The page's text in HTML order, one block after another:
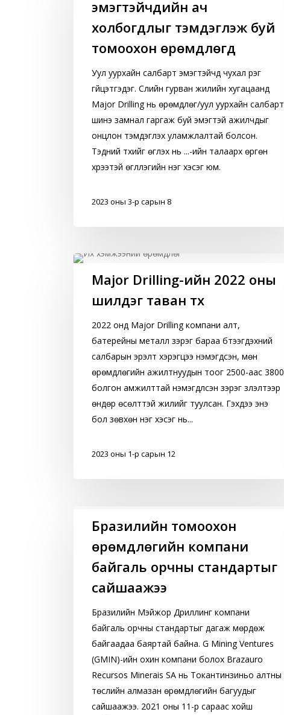
салбарт
эмэгтэйчүүдийн
холбогдлыг
тэмдэглэж
томоохон
эмэгтэйчүүдийн ач
холбогдлыг тэмдэглэж буй
томоохон өрөмдлөгүүд
Уул уурхайн салбарт эмэгтэйчүүд чухал үүрэг
гүйцэтгэдэг. Сүүлийн гурван жилийн хугацаанд
Major Drilling нь өрөмдлөг/уул уурхайн салбарт
шинэ замнал гаргаж буй эмэгтэй ажилчдыг
онцлон тэмдэглэх уламжлалтай болсон.
Тэдний түүхийг өгүүлэх нь ...-ийн талаарх өргөн
хүрээтэй өгүүллэгийн нэг хэсэг юм.
2023 оны 3-р сарын 8
Major
Drilling-
шилдэг
таван
Major Drilling-ийн 2022 оны
шилдэг таван түүх
2022 онд Major Drilling компани алт,
батерейны металл зэрэг бараа бүтээгдэхүүний
салбарын эрэлт хэрэгцээ нэмэгдсэн, мөн
өрөмдлөгийн ажилтнуудын тоог 2500-аас 3800
болгон амжилттай нэмэгдүүлсэн зэрэг үзүүлэлтээр
өндөр өсөлттэй жилийг туулсан. Гэхдээ энэ
бол зөвхөн нэг хэсэг нь...
2023 оны 1-р сарын 12
томоохон
өрөмдлөгийн
компани
байгаль
орчны
стандартыг
сайшаажээ
Бразилийн томоохон
өрөмдлөгийн компани
байгаль орчны стандартыг
сайшаажээ
Бразилийн Мэйжор Дриллинг компани
байгаль орчны стандартыг дагаж мөрдөж
байгаадаа баяртай байна. G Mining Ventures
(GMIN)-ийн охин компани болох Brazauro
Recursos Minerais SA нь Токантинзиньо алтны
төслийн алмазан өрөмдлөгийн багуудыг
сайшаажээ. 2021 оны 11-р сараас хойш